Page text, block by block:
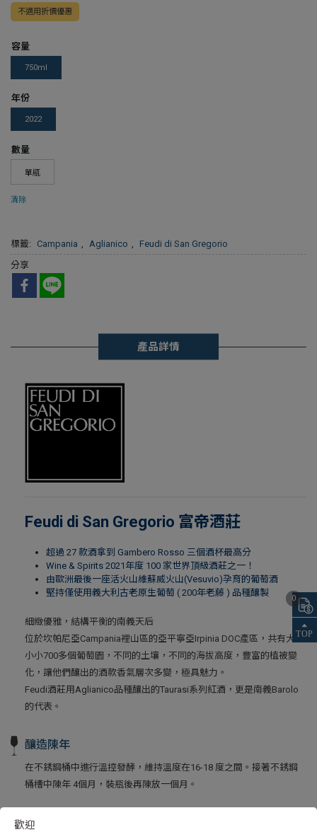
歡迎
不適用折價優惠
容量
750ml
年份
2022
數量
單瓶
清除
標籤: Campania , Aglianico ,
Feudi di San Gregorio
分享
產品詳情
Feudi di San Gregorio 富帝酒莊
超過 27 款酒拿到 Gambero Rosso 三個酒杯最高分
Wine & Spirits 2021年度 100 家世界頂級酒莊之一！
由歐洲最後一座活火山維蘇威火山(Vesuvio)孕育的葡萄酒
堅持僅使用義大利古老原生葡萄 ( 200年老藤 ) 品種釀製
細緻優雅，結構平衡的南義天后
位於坎帕尼亞Campania裡山區的亞平寧亞Irpinia DOC產區，共有大大
小小700多個葡萄園，不同的土壤，不同的海拔高度，豐富的植被變
化，讓他們釀出的酒款香氣層次多變，極具魅力。
Feudi酒莊用Aglianico品種釀出的Taurasi系列紅酒，更是南義Barolo
的代表。
釀造陳年
在不銹鋼桶中進行溫控發酵，維持溫度在16-18 度之間。接著不銹鋼
桶槽中陳年 4個月，裝瓶後再陳放一個月。
酒款表現
0